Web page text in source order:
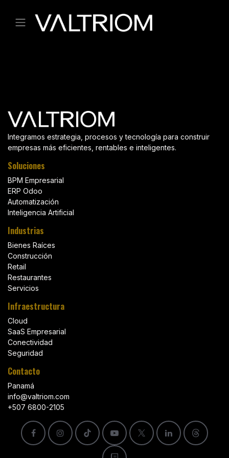
Integramos estrategia, procesos y tecnología para construir
empresas más eficientes, rentables e inteligentes.
Soluciones
BPM Empresarial
ERP Odoo
Automatización
Inteligencia Artificial
Industrias
Bienes Raíces
Construcción
Retail
Restaurantes
Servicios
Infraestructura
Cloud
SaaS Empresarial
Conectividad
Seguridad
Contacto
Panamá
info@valtriom.com
+507 6800-2105